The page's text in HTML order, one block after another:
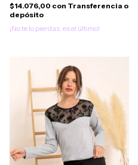
$14.076,00 con Transferencia o
depósito
¡No te lo pierdas, es el último!